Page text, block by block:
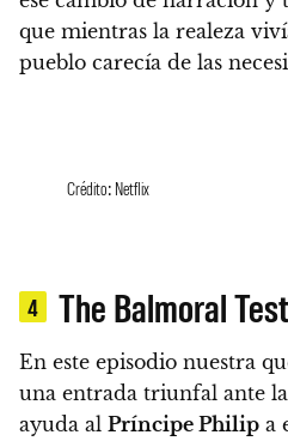
que mientras la realeza
pueblo carecía de las
Crédito: Netflix
4 The Balmoral
En este episodio nuestra
una entrada triunfal ante
ayuda al Príncipe Philip a